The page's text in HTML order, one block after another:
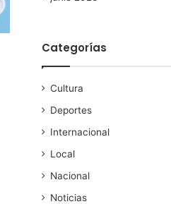
Categorías
Cultura
Deportes
Internacional
Local
Nacional
Noticias